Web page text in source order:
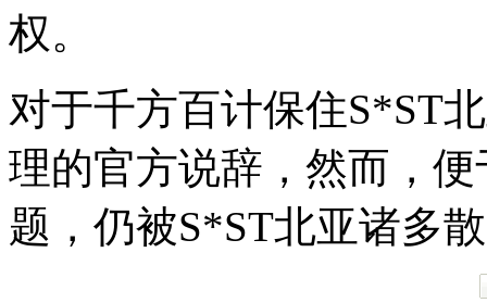
权。
对于千方百计保住S*ST
理的官方说辞，然而，
题，仍被S*ST北亚诸多